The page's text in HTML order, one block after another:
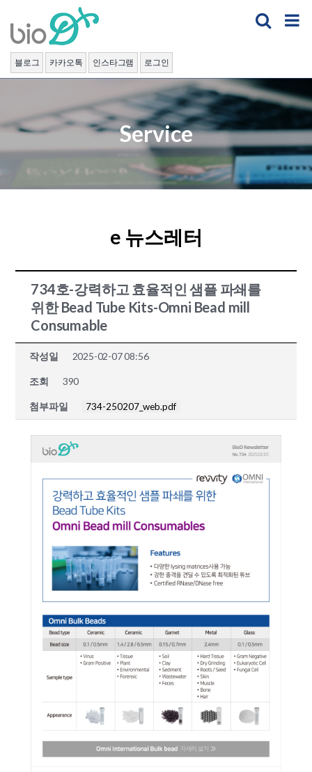
content
블로그 카카오톡 인스타그램 로그인
Service
e 뉴스레터
734호-강력하고 효율적인 샘플 파쇄를
위한 Bead Tube Kits-Omni Bead mill
Consumable
작성일 2025-02-07 08:56
조회 390
첨부파일 734-250207_web.pdf